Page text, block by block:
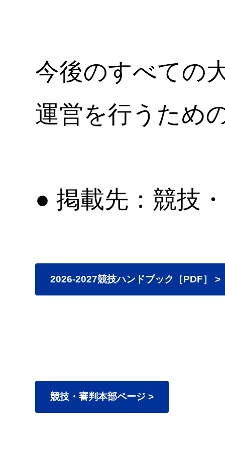
今後のすべての
運営を行うため
● 掲載先：競技
2026-2027競技ハンドブック［PDF］ >
競技・審判本部ページ >